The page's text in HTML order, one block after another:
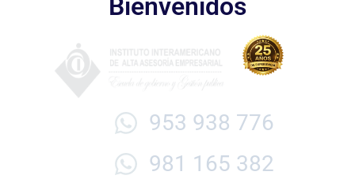
Bienvenidos
953 938 776
981 165 382